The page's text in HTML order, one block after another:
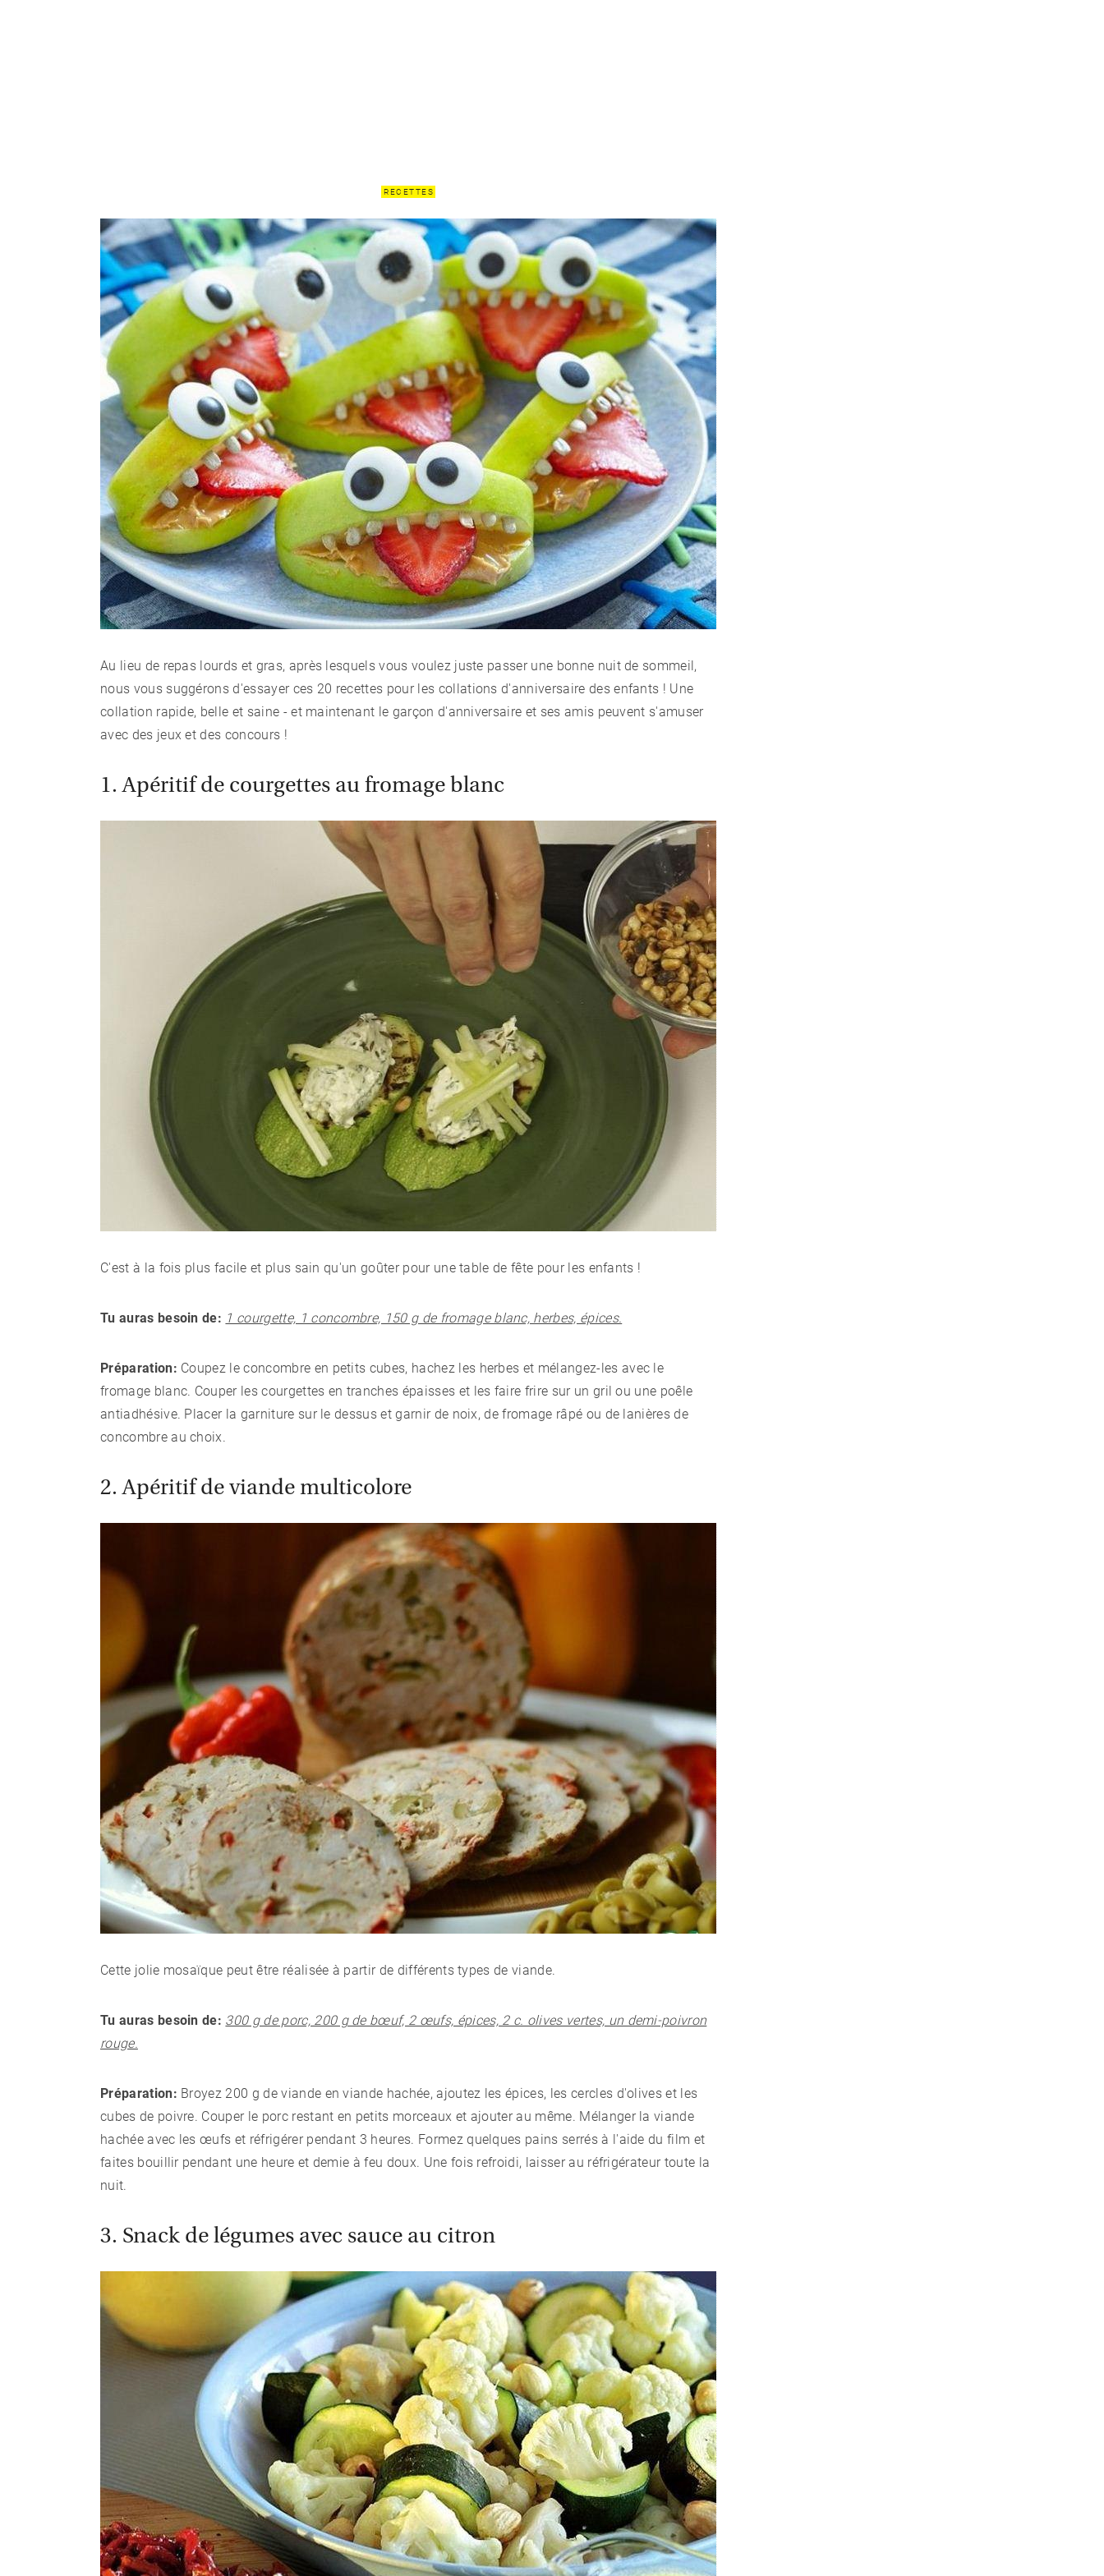
RECETTES
Au lieu de repas lourds et gras, après lesquels vous voulez juste passer une bonne nuit de sommeil,
nous vous suggérons d'essayer ces 20 recettes pour les collations d'anniversaire des enfants ! Une
collation rapide, belle et saine - et maintenant le garçon d'anniversaire et ses amis peuvent s'amuser
avec des jeux et des concours !
1. Apéritif de courgettes au fromage blanc
C'est à la fois plus facile et plus sain qu'un goûter pour une table de fête pour les enfants !
Tu auras besoin de: 1 courgette, 1 concombre, 150 g de fromage blanc, herbes, épices.
Préparation: Coupez le concombre en petits cubes, hachez les herbes et mélangez-les avec le
fromage blanc. Couper les courgettes en tranches épaisses et les faire frire sur un gril ou une poêle
antiadhésive. Placer la garniture sur le dessus et garnir de noix, de fromage râpé ou de lanières de
concombre au choix.
2. Apéritif de viande multicolore
Cette jolie mosaïque peut être réalisée à partir de différents types de viande.
Tu auras besoin de: 300 g de porc, 200 g de bœuf, 2 œufs, épices, 2 c. olives vertes, un demi-poivron
rouge.
Préparation: Broyez 200 g de viande en viande hachée, ajoutez les épices, les cercles d'olives et les
cubes de poivre. Couper le porc restant en petits morceaux et ajouter au même. Mélanger la viande
hachée avec les œufs et réfrigérer pendant 3 heures. Formez quelques pains serrés à l'aide du film et
faites bouillir pendant une heure et demie à feu doux. Une fois refroidi, laisser au réfrigérateur toute la
nuit.
3. Snack de légumes avec sauce au citron
CÉLÉBRITÉS
LA BEAUTÉ
MODE DE VIE
MAISON ET FAMILLE
RECETTES
CHALET D'ÉTÉ ET JARDIN